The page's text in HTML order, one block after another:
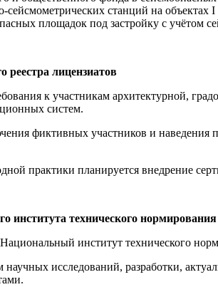
сейсмометрических станций на объектах I
площадок под застройку с учётом
реестра лицензиатов
к участникам архитектурной,
систем.
фиктивных участников и наведения
практики планируется внедрение
института технического нормирования
Национальный институт технического
исследований, разработки,